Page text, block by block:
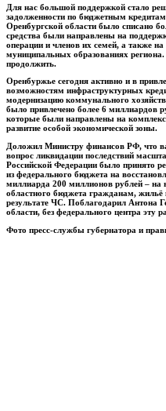
Для нас большой поддержкой стало
задолженности по бюджетным
Оренбургской области было списано
средства были направлены на
операции и членов их семей, а также
муниципальных образованиях
продолжить.
Оренбуржье сегодня активно и в
возможностям инфраструктурных
модернизацию коммунального
было привлечено более 6 миллиардов
которые были направлены на
развитие особой экономической зоны.
Доложил Министру финансов РФ, что
вопрос ликвидации последствий
Российской Федерации было принято
из федерального бюджета на
миллиарда 200 миллионов рублей – на
областного бюджета гражданам,
результате ЧС. Поблагодарил Антона
области, без федерального центра эту
Фото пресс-службы губернатора и